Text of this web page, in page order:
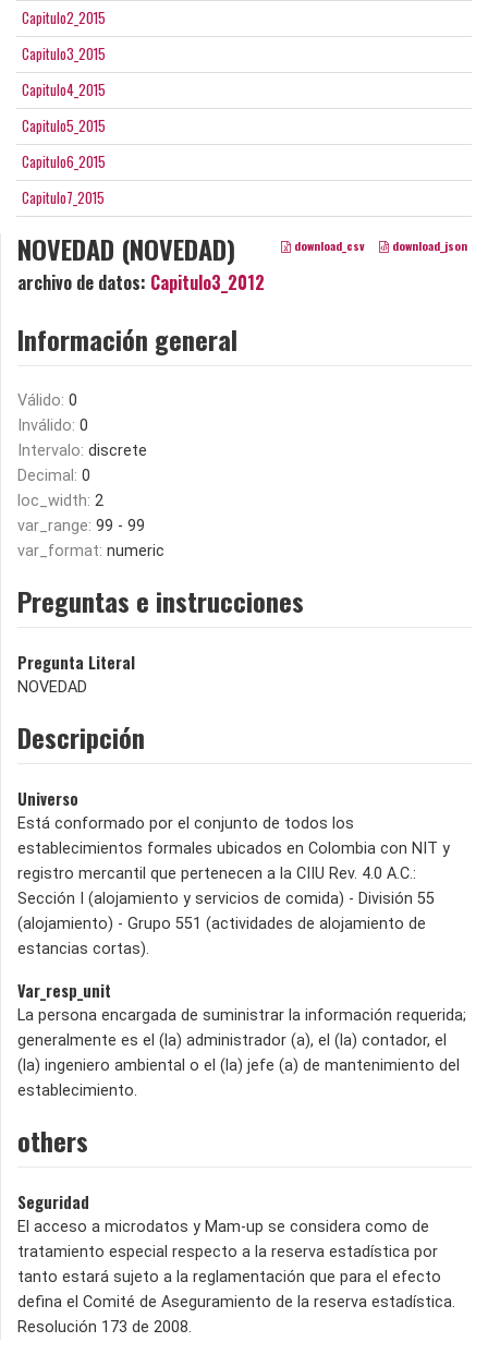
Capitulo2_2015
Capitulo3_2015
Capitulo4_2015
Capitulo5_2015
Capitulo6_2015
Capitulo7_2015
download_csv download_json
NOVEDAD (NOVEDAD)
archivo de datos: Capitulo3_2012
Información general
Válido: 0
Inválido: 0
Intervalo: discrete
Decimal: 0
loc_width: 2
var_range: 99 - 99
var_format: numeric
Preguntas e instrucciones
Pregunta Literal
NOVEDAD
Descripción
Universo
Está conformado por el conjunto de todos los
establecimientos formales ubicados en Colombia con NIT y
registro mercantil que pertenecen a la CIIU Rev. 4.0 A.C.:
Sección I (alojamiento y servicios de comida) - División 55
(alojamiento) - Grupo 551 (actividades de alojamiento de
estancias cortas).
Var_resp_unit
La persona encargada de suministrar la información requerida;
generalmente es el (la) administrador (a), el (la) contador, el
(la) ingeniero ambiental o el (la) jefe (a) de mantenimiento del
establecimiento.
others
Seguridad
El acceso a microdatos y Mam-up se considera como de
tratamiento especial respecto a la reserva estadística por
tanto estará sujeto a la reglamentación que para el efecto
defina el Comité de Aseguramiento de la reserva estadística.
Resolución 173 de 2008.